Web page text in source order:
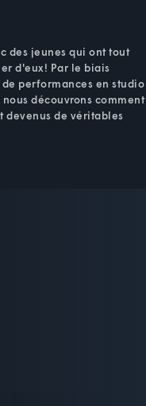
des jeunes qui ont tout
d'eux! Par le biais
performances en studio
découvrons comment
devenus de véritables